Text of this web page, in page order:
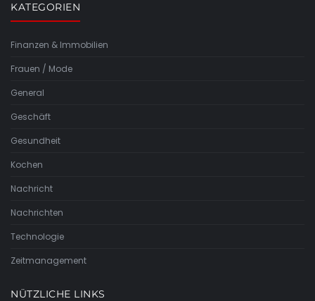
KATEGORIEN
Finanzen & Immobilien
Frauen / Mode
General
Geschäft
Gesundheit
Kochen
Nachricht
Nachrichten
Technologie
Zeitmanagement
NÜTZLICHE LINKS